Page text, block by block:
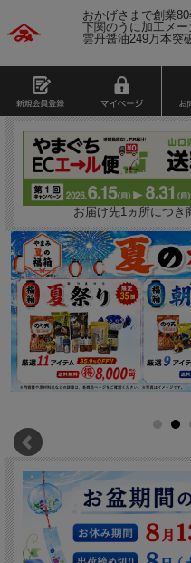
おかげさまで創業
下関のうに加工メー
雲丹醤油249万本突
お届け先1ヵ所につき